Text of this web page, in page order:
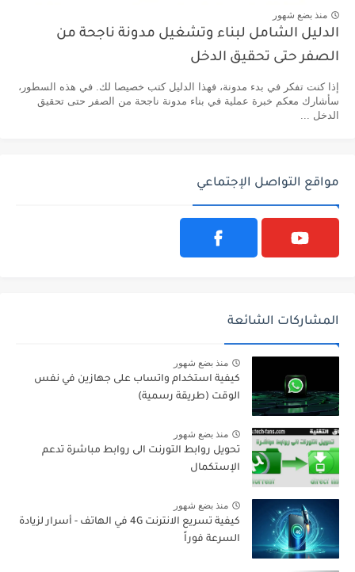
منذ بضع شهور
الدليل الشامل لبناء وتشغيل مدونة ناجحة من
الصفر حتى تحقيق الدخل
إذا كنت تفكر في بدء مدونة، فهذا الدليل كتب خصيصا لك. في هذه السطور،
سأشارك معكم خبرة عملية في بناء مدونة ناجحة من الصفر حتى تحقيق
الدخل ...
مواقع التواصل الإجتماعي
المشاركات الشائعة
منذ بضع شهور
كيفية استخدام واتساب على جهازين في نفس
الوقت (طريقة رسمية)
منذ بضع شهور
تحويل روابط التورنت الى روابط مباشرة تدعم
الإستكمال
منذ بضع شهور
كيفية تسريع الانترنت 4G في الهاتف - أسرار لزيادة
السرعة فوراً